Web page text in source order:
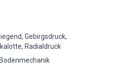
Gebirgsdruck,
Radialdruck